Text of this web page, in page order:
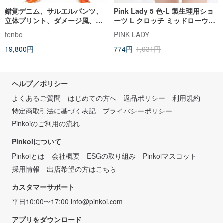
錯覚デニム、サルエルパンツ、
立体プリント、ダメージ風、ジ
ャージー、ユニセックス、ウエ
ストゴム
tenbo
19,800円
Pink Lady 5 色-L 製生理用ショ
ーツ L クロッチ ミッドローウエ
スト 通気性 防水 防漏
PINK LADY
774円 1,031円
ヘルプ／ポリシー
よくあるご質問
はじめての方へ 返品ポリシー
利用規約
特定商取引法に基づく表記
プライバシーポリシー
Pinkoiのご利用の流れ
Pinkoiについて
Pinkoiとは
会社概要 ESGの取り組み
Pinkoiマスコット
採用情報
出店希望の方はこちら
カスタマーサポート
平日10:00〜17:00 info@pinkoi.com
アプリをダウンロード